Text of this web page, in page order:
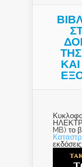
MB) το
εκδόσεις